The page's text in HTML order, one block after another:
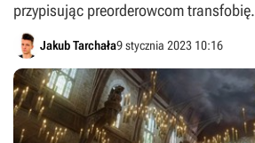
przypisując preorderowcom transfobię.
Jakub Tarchała9 stycznia 2023 10:16